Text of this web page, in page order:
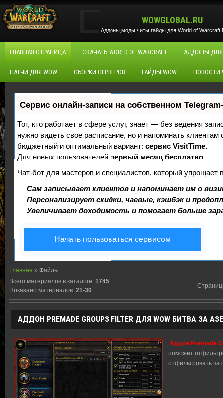
WOWGLOBAL.RU
Аддоны,моды,читы,гайды для World of
ГЛАВНАЯ СТРАНИЦА СКАЧАТЬ WORLD OF WARCRAFT АДДОНЫ ДЛЯ
ПАТЧИ ДЛЯ WOW СБОРКИ СЕРВЕРОВ ГАЙДЫ WOW НОВОСТИ
Сервис онлайн-записи на собственном
Тот, кто работает в сфере услуг, знает — без ведения
нужно видеть свое расписание, но и напоминать
бюджетный и оптимальный вариант: сервис VisitTime.
Для новых пользователей первый месяц бесплатно.
Чат-бот для мастеров и специалистов, который упрощает
— Сам записывает клиентов и напоминает им о
— Персонализирует скидки, чаевые, кэшбэк и
— Увеличивает доходимость и помогает больше
Начать пользоваться сервисом
Главная » Файлы
Всего материалов в каталоге: 1745
Показано материалов: 21-30
АДДОН PREMADE GROUPS FILTER ДЛЯ WOW БИТВА ЗА
Аддон Premade
поможет
отфильтровать